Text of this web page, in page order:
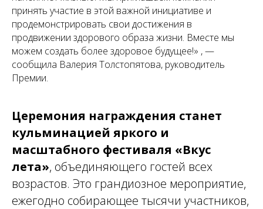
принять участие в этой важной инициативе и
продемонстрировать свои достижения в
продвижении здорового образа жизни. Вместе мы
можем создать более здоровое будущее!» , —
сообщила Валерия Толстопятова, руководитель
Премии.
Церемония награждения станет
кульминацией яркого и
масштабного фестиваля «Вкус
лета», объединяющего гостей всех
возрастов. Это грандиозное мероприятие,
ежегодно собирающее тысячи участников,